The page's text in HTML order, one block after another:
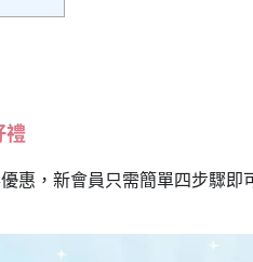
禮
惠，新會員只需簡單四步驟